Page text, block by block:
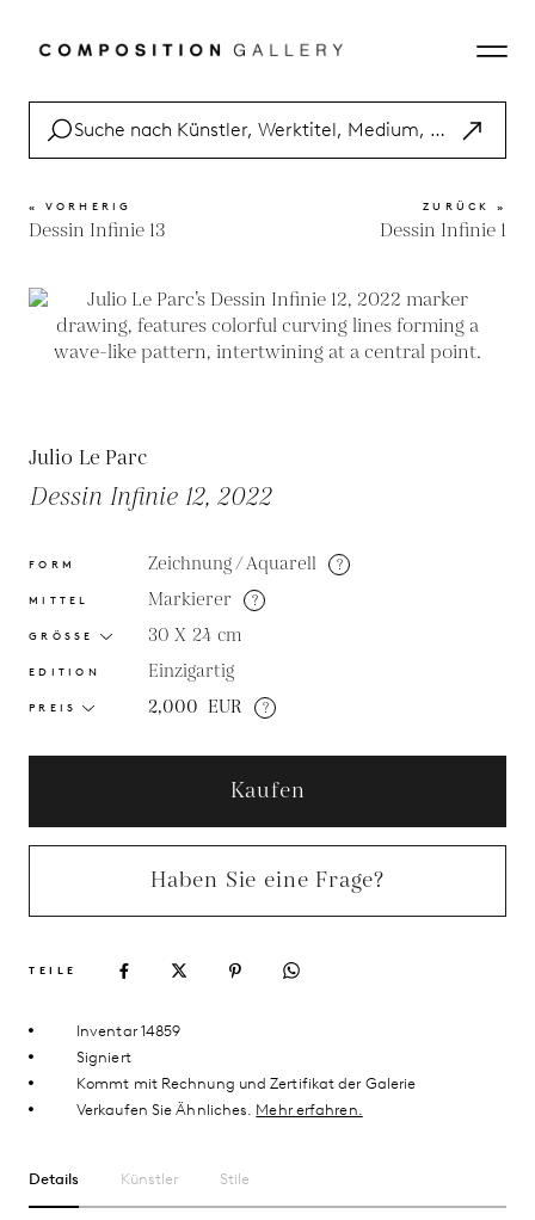
« VORHERIG
Dessin Infinie 13
ZURÜCK »
Dessin Infinie 1
Julio Le Parc
Dessin Infinie 12, 2022
FORM Zeichnung / Aquarell ?
MITTEL Markierer ?
GRÖSSE 30 X 24 cm
EDITION Einzigartig
PREIS 2,000 EUR ?
Kaufen
Haben Sie eine Frage?
TEILE
Inventar 14859
Signiert
Kommt mit Rechnung und Zertifikat der Galerie
Verkaufen Sie Ähnliches. Mehr erfahren.
Details Künstler Stile